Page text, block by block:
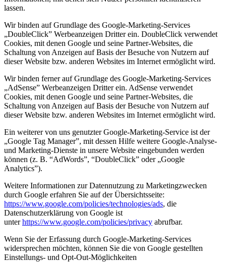
lassen.
Wir binden auf Grundlage des Google-Marketing-Services
„DoubleClick” Werbeanzeigen Dritter ein. DoubleClick verwendet
Cookies, mit denen Google und seine Partner-Websites, die
Schaltung von Anzeigen auf Basis der Besuche von Nutzern auf
dieser Website bzw. anderen Websites im Internet ermöglicht wird.
Wir binden ferner auf Grundlage des Google-Marketing-Services
„AdSense” Werbeanzeigen Dritter ein. AdSense verwendet
Cookies, mit denen Google und seine Partner-Websites, die
Schaltung von Anzeigen auf Basis der Besuche von Nutzern auf
dieser Website bzw. anderen Websites im Internet ermöglicht wird.
Ein weiterer von uns genutzter Google-Marketing-Service ist der
„Google Tag Manager”, mit dessen Hilfe weitere Google-Analyse-
und Marketing-Dienste in unsere Website eingebunden werden
können (z. B. “AdWords”, “DoubleClick” oder „Google
Analytics”).
Weitere Informationen zur Datennutzung zu Marketingzwecken
durch Google erfahren Sie auf der Übersichtsseite:
https://www.google.com/policies/technologies/ads, die
Datenschutzerklärung von Google ist
unterhttps://www.google.com/policies/privacy abrufbar.
Wenn Sie der Erfassung durch Google-Marketing-Services
widersprechen möchten, können Sie die von Google gestellten
Einstellungs- und Opt-Out-Möglichkeiten